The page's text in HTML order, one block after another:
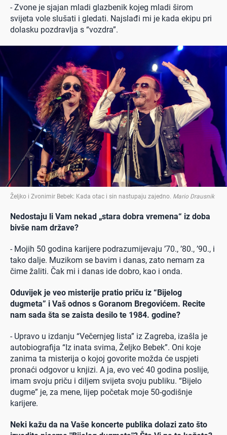
- Zvone je sjajan mladi glazbenik kojeg mladi širom
svijeta vole slušati i gledati. Najslađi mi je kada ekipu pri
dolasku pozdravlja s “vozdra”.
Željko i Zvonimir Bebek: Kada otac i sin nastupaju zajedno Mario Drausnik
Nedostaju li Vam nekad „stara dobra vremena“ iz doba
bivše nam države?
- Mojih 50 godina karijere podrazumijevaju ’70., ’80., ’90., i
tako dalje. Muzikom se bavim i danas, zato nemam za
čime žaliti. Čak mi i danas ide dobro, kao i onda.
Oduvijek je veo misterije pratio priču iz “Bijelog
dugmeta” i Vaš odnos s Goranom Bregovićem. Recite
nam sada šta se zaista desilo te 1984. godine?
- Upravo u izdanju “Večernjeg lista” iz Zagreba, izašla je
autobiografija “Iz inata svima, Željko Bebek”. Oni koje
zanima ta misterija o kojoj govorite možda će uspjeti
pronaći odgovor u knjizi. A ja, evo već 40 godina poslije,
imam svoju priču i diljem svijeta svoju publiku. “Bijelo
dugme” je, za mene, lijep početak moje 50-godišnje
karijere.
Neki kažu da na Vaše koncerte publika dolazi zato što